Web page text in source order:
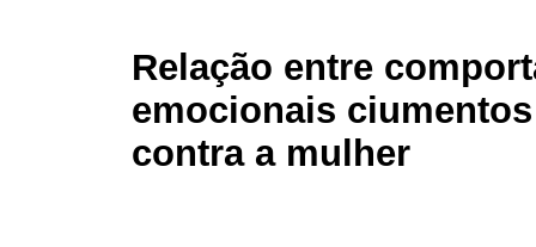
Relação entre
emocionais
contra a mulher